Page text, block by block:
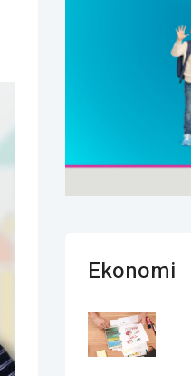
Ekonomi